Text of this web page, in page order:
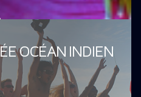
OCÉAN INDIEN